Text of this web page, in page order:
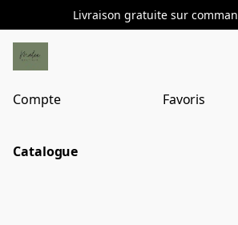
Livraison gratuite sur
Compte Favoris
Catalogue